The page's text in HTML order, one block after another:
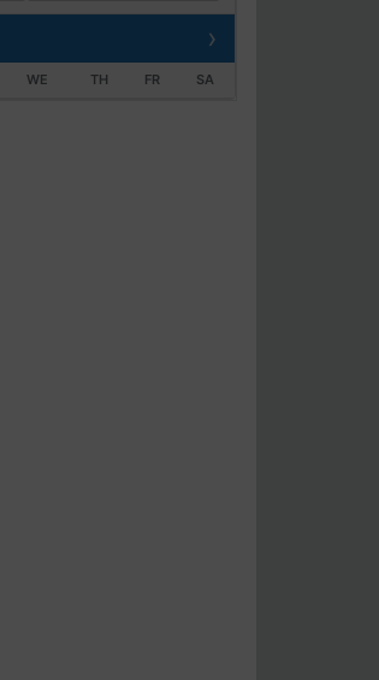
›
WE TH FR SA